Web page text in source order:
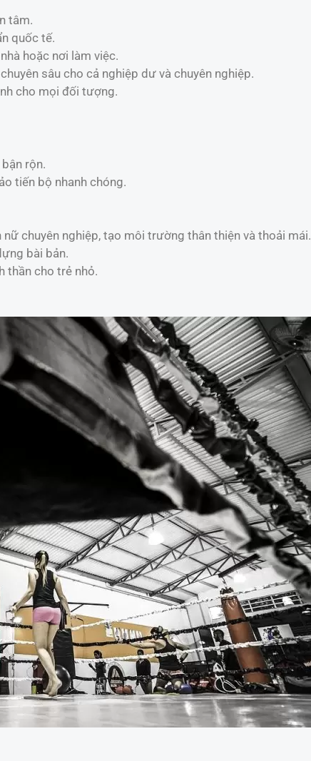
tâm.
quốc tế.
hoặc nơi làm việc.
sâu cho cả nghiệp dư và chuyên nghiệp.
cho mọi đối tượng.
rộn.
tiến bộ nhanh chóng.
chuyên nghiệp, tạo môi trường thân thiện và thoải mái.
bài bản.
thần cho trẻ nhỏ.